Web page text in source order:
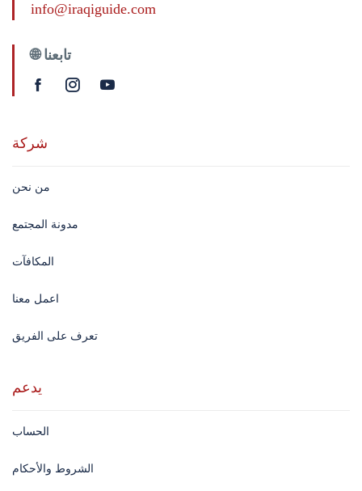
info@iraqiguide.com
🌐 تابعنا
شركة
من نحن
مدونة المجتمع
المكافآت
اعمل معنا
تعرف على الفريق
يدعم
الحساب
الشروط والأحكام